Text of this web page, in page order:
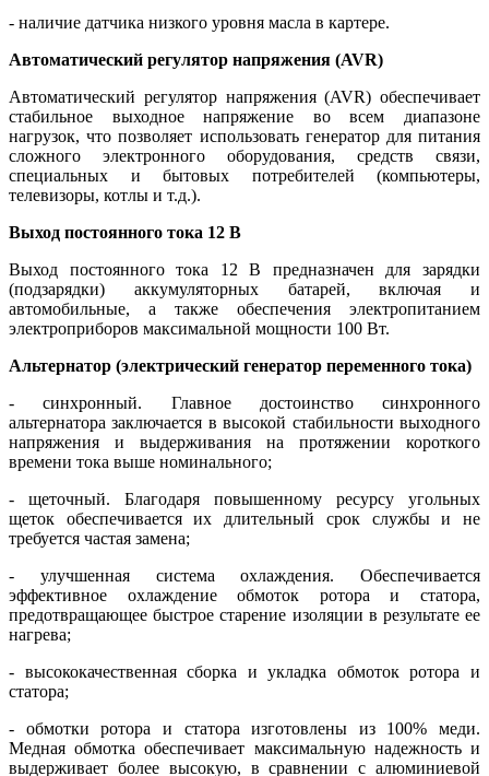
- наличие датчика низкого уровня масла в картере.
Автоматический регулятор напряжения (AVR)
Автоматический регулятор напряжения (AVR) обеспечивает
стабильное выходное напряжение во всем диапазоне
нагрузок, что позволяет использовать генератор для питания
сложного электронного оборудования, средств связи,
специальных и бытовых потребителей (компьютеры,
телевизоры, котлы и т.д.).
Выход постоянного тока 12 В
Выход постоянного тока 12 В предназначен для зарядки
(подзарядки) аккумуляторных батарей, включая и
автомобильные, а также обеспечения электропитанием
электроприборов максимальной мощности 100 Вт.
Альтернатор (электрический генератор переменного тока)
- синхронный. Главное достоинство синхронного
альтернатора заключается в высокой стабильности выходного
напряжения и выдерживания на протяжении короткого
времени тока выше номинального;
- щеточный. Благодаря повышенному ресурсу угольных
щеток обеспечивается их длительный срок службы и не
требуется частая замена;
- улучшенная система охлаждения. Обеспечивается
эффективное охлаждение обмоток ротора и статора,
предотвращающее быстрое старение изоляции в результате ее
нагрева;
- высококачественная сборка и укладка обмоток ротора и
статора;
- обмотки ротора и статора изготовлены из 100% меди.
Медная обмотка обеспечивает максимальную надежность и
выдерживает более высокую, в сравнении с алюминиевой